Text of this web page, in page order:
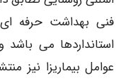
فنی بهداشت حرفه
استانداردها می
عوامل بیماریزا نیز